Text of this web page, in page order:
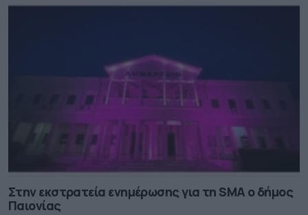
Στην εκστρατεία ενημέρωσης για τη SMA ο δήμος
Παιονίας